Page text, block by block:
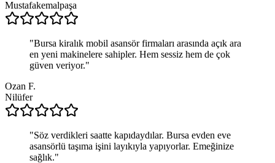
Mustafakemalpaşa
"Bursa kiralık mobil asansör firmaları arasında açık ara
en yeni makinelere sahipler. Hem sessiz hem de çok
güven veriyor."
Ozan F.
Nilüfer
"Söz verdikleri saatte kapıdaydılar. Bursa evden eve
asansörlü taşıma işini layıkıyla yapıyorlar. Emeğinize
sağlık."